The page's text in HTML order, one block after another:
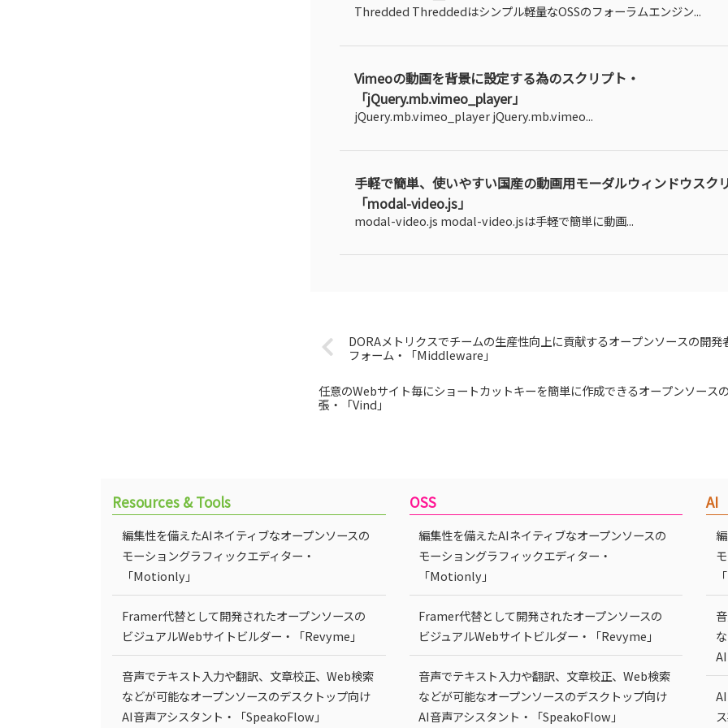
Thredded Threddedはシンプル軽量なOSSのフォーラムエンジン...
Vimeoの動画を背景に設定する為のスクリプト・
「jQuery.mb.vimeo_player」
jQuery.mb.vimeo_player jQuery.mb.vimeo...
手軽で簡単、使いやすい国産の動画用モーダルウィンドウスク
「modal-video.js」
modal-video.js modal-video.jsは手軽で簡単に動画...
DORAメトリクスでチームの生産性向上に貢献するオープンソースの開発
フォーム・「Middleware」
任意のWebサイト毎にショートカットキーを簡単に作成できるオープンソース
張・「Vind」
Resources & Tools
編集性を備えたAIネイティブなオープンソースの
モーショングラフィックエディター・
「Motionly」
Framer代替として開発されたオープンソースの
ビジュアルWebサイトビルダー・「Revyme」
音声でテキスト入力や翻訳、文章校正、Web検索
などが可能なオープンソースのデスクトップ向け
AI音声アシスタント・「SpeakoFlow」
OSS
編集性を備えたAIネイティブなオープンソースの
モーショングラフィックエディター・
「Motionly」
Framer代替として開発されたオープンソースの
ビジュアルWebサイトビルダー・「Revyme」
音声でテキスト入力や翻訳、文章校正、Web検索
などが可能なオープンソースのデスクトップ向け
AI音声アシスタント・「SpeakoFlow」
AI